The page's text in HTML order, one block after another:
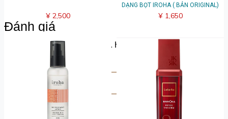
Đánh giá
Hãy chia sẻ suy nghĩ của bạn. Hãy là người đầu tiên để lại
bài đánh giá.
Viết đánh giá
¥ 2,500
DẠNG BỌT IROHA ( BẢN ORIGINAL)
¥ 1,650